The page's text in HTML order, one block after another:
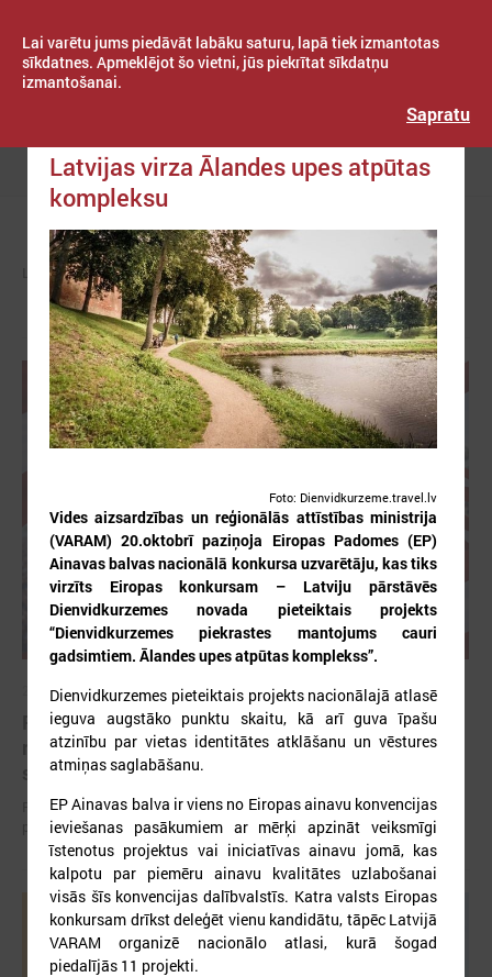
Lai varētu jums piedāvāt labāku saturu, lapā tiek izmantotas
sīkdatnes. Apmeklējot šo vietni, jūs piekrītat sīkdatņu
izmantošanai.
Sapratu
Izvēlne
ZIŅAS PAŠVALDĪBĀS
2026. gada 12. jūnijs
Publicēta konferences “Tautas sapulcei – 36”
rezolūcija par vietējās pārstāvniecības
stiprināšanu Latvijā
Publicēta konferences “Tautas sapulcei – 36” rezolūcija par vietējās
pārstāvniecības stiprināšanu Latvijā
Latvijas virza Ālandes upes atpūtas
kompleksu
Foto: Dienvidkurzeme.travel.lv
Vides aizsardzības un reģionālās attīstības ministrija
(VARAM) 20.oktobrī paziņoja Eiropas Padomes (EP)
Ainavas balvas nacionālā konkursa uzvarētāju, kas tiks
virzīts Eiropas konkursam – Latviju pārstāvēs
Dienvidkurzemes novada pieteiktais projekts
“Dienvidkurzemes piekrastes mantojums cauri
gadsimtiem. Ālandes upes atpūtas komplekss”.
Dienvidkurzemes pieteiktais projekts nacionālajā atlasē
ieguva augstāko punktu skaitu, kā arī guva īpašu
atzinību par vietas identitātes atklāšanu un vēstures
atmiņas saglabāšanu.
EP Ainavas balva ir viens no Eiropas ainavu konvencijas
ieviešanas pasākumiem ar mērķi apzināt veiksmīgi
īstenotus projektus vai iniciatīvas ainavu jomā, kas
kalpotu par piemēru ainavu kvalitātes uzlabošanai
visās šīs konvencijas dalībvalstīs. Katra valsts Eiropas
konkursam drīkst deleģēt vienu kandidātu, tāpēc Latvijā
VARAM organizē nacionālo atlasi, kurā šogad
piedalījās 11 projekti.